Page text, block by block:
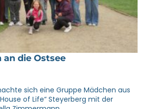
an die Ostsee
sich eine Gruppe Mädchen aus
of Life“ Steyerberg mit der